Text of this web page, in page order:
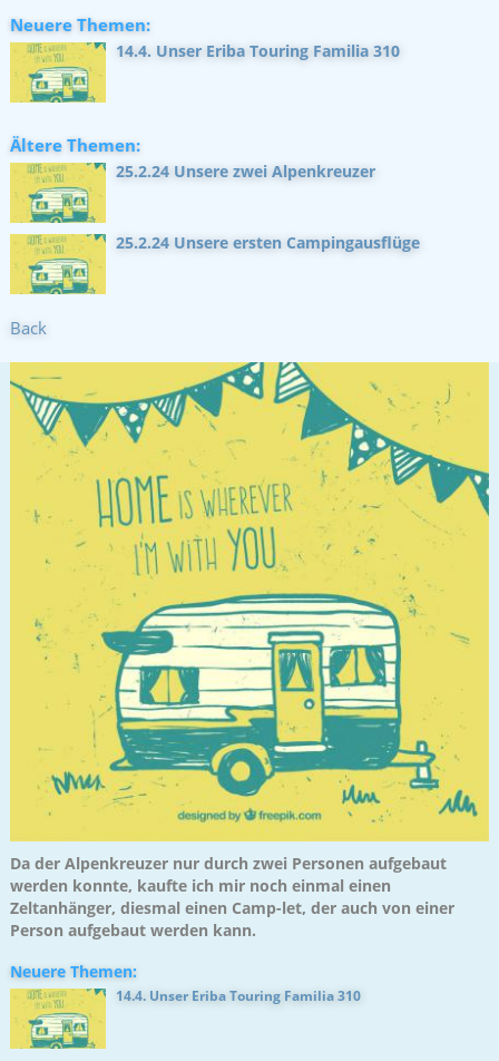
Neuere Themen:
14.4. Unser Eriba Touring Familia 310
Ältere Themen:
25.2.24 Unsere zwei Alpenkreuzer
25.2.24 Unsere ersten Campingausflüge
Back
Da der Alpenkreuzer nur durch zwei Personen aufgebaut
werden konnte, kaufte ich mir noch einmal einen
Zeltanhänger, diesmal einen Camp-let, der auch von einer
Person aufgebaut werden kann.
Neuere Themen:
14.4. Unser Eriba Touring Familia 310